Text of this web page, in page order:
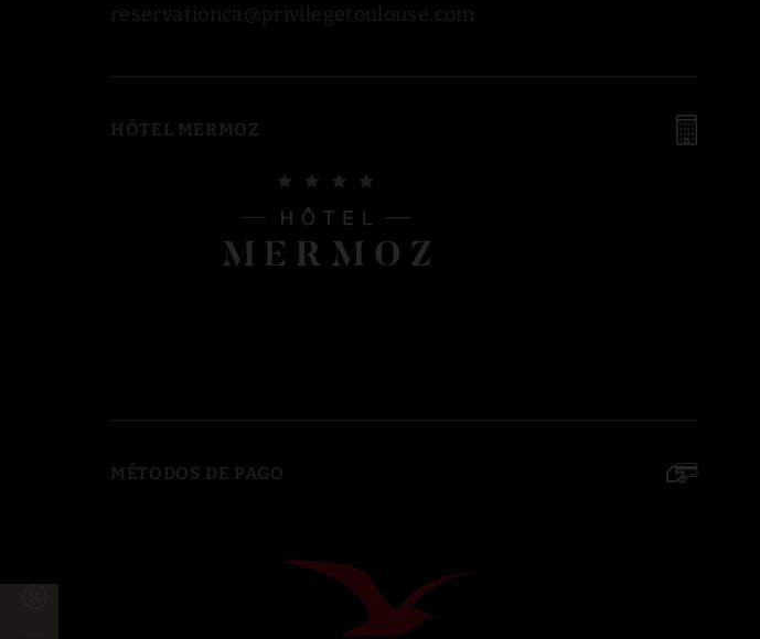
reservationca@privilegetoulouse.com
HÔTEL MERMOZ
MÉTODOS DE PAGO